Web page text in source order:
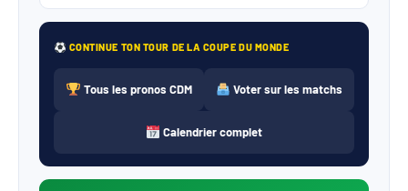
CONTINUE TON TOUR DE LA COUPE DU MONDE
Tous les pronos CDM Voter sur les matchs
Calendrier complet